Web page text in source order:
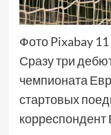
Фото Pixabay
Сразу три
чемпионата
стартовых